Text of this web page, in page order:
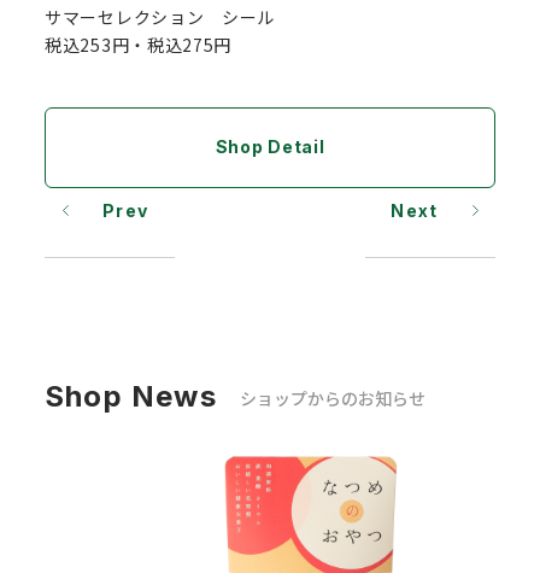
サマーセレクション シール
税込253円・税込275円
Shop Detail
Prev Next
Shop News ショップからのお知らせ